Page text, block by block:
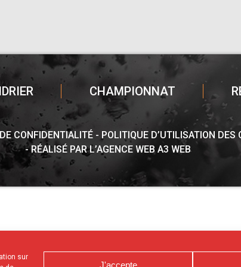
sur
J'accepte
CHAMPIONNAT
CONFIDENTIALITÉ POLITIQUE D’UTILISATION DES
RÉALISÉ PAR L’AGENCE WEB A3 WEB